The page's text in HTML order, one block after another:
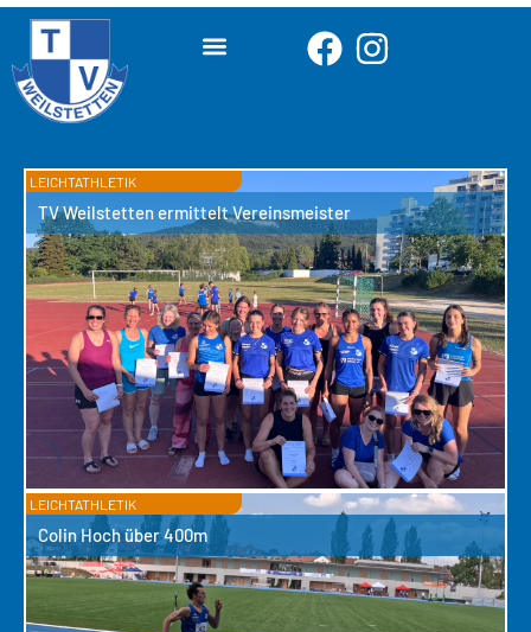
LEICHTATHLETIK
TV Weilstetten ermittelt Vereinsmeister
LEICHTATHLETIK
Colin Hoch über 400m